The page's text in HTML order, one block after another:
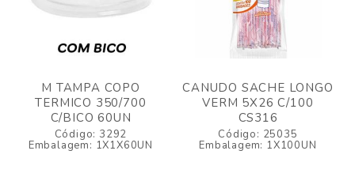
M TAMPA COPO
TERMICO 350/700
C/BICO 60UN
Código: 3292
Embalagem: 1X1X60UN
CANUDO SACHE LONGO
VERM 5X26 C/100
CS316
Código: 25035
Embalagem: 1X100UN